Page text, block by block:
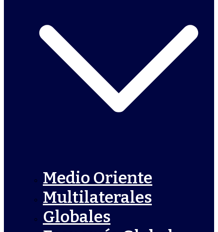
Medio Oriente
Multilaterales
Globales